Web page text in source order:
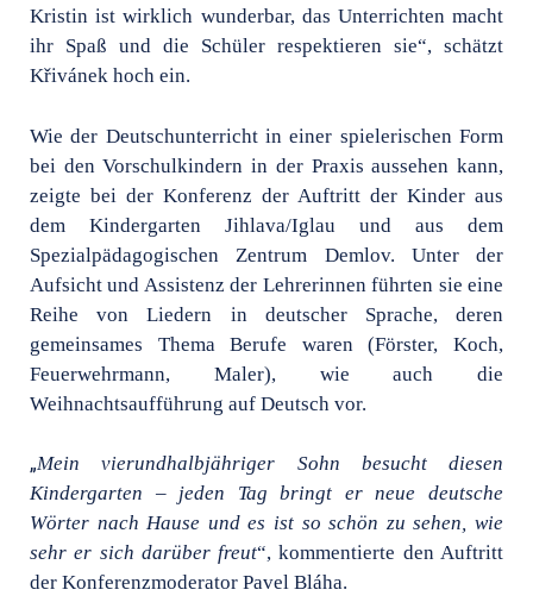
Kristin ist wirklich wunderbar, das Unterrichten macht
ihr Spaß und die Schüler respektieren sie“, schätzt
Křivánek hoch ein.
Wie der Deutschunterricht in einer spielerischen Form
bei den Vorschulkindern in der Praxis aussehen kann,
zeigte bei der Konferenz der Auftritt der Kinder aus
dem Kindergarten Jihlava/Iglau und aus dem
Spezialpädagogischen Zentrum Demlov. Unter der
Aufsicht und Assistenz der Lehrerinnen führten sie eine
Reihe von Liedern in deutscher Sprache, deren
gemeinsames Thema Berufe waren (Förster, Koch,
Feuerwehrmann, Maler), wie auch die
Weihnachtsaufführung auf Deutsch vor.
„Mein vierundhalbjähriger Sohn besucht diesen
Kindergarten – jeden Tag bringt er neue deutsche
Wörter nach Hause und es ist so schön zu sehen, wie
sehr er sich darüber freut“, kommentierte den Auftritt
der Konferenzmoderator Pavel Bláha.